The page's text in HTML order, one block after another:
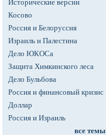
Исторические версии
Косово
Россия и Белоруссия
Израиль и Палестина
Дело ЮКОСа
Защита Химкинского леса
Дело Бульбова
Россия и финансовый кризис
Доллар
Россия и Израиль
все темы